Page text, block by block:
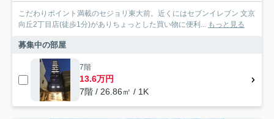
こだわりポイント満載のセジョリ東大前。近くにはセブンイレブン 文京
向丘2丁目店(徒歩1分)がありちょっとした買い物に便利... もっと見る
募集中の部屋
7階
13.6万円
7階 / 26.86㎡ / 1K